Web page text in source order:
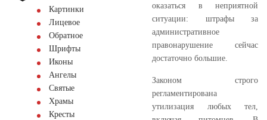
Картинки
Лицевое
Обратное
Шрифты
Иконы
Ангелы
Святые
Храмы
Кресты
оказаться в неприятной
ситуации: штрафы за
административное
правонарушение сейчас
достаточно большие.
Законом строго
регламентирована
утилизация любых тел,